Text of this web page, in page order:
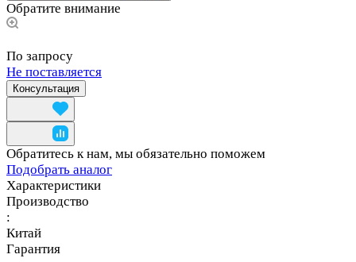
Обратите внимание
По запросу
Не поставляется
Консультация
Обратитесь к нам, мы обязательно поможем
Подобрать аналог
Характеристики
Производство
:
Китай
Гарантия